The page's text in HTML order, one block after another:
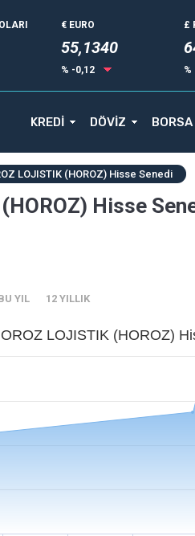
€ EURO
55,1340
% -0,12
£
%
KREDİ DÖVİZ BORSA
LOJISTIK (HOROZ) Hisse Senedi
Hisse
YIL 12 YILLIK
LOJISTIK (HOROZ)